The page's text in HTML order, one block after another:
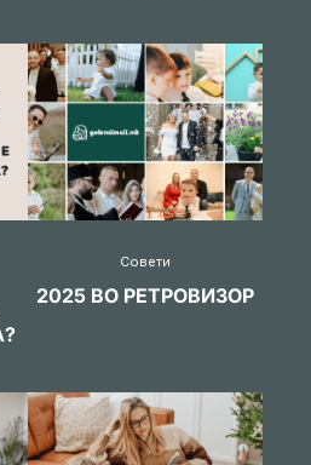
Совети
2025 ВО РЕТРОВИЗОР